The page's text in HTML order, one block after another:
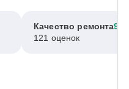
Качество ремонта
121 оценок